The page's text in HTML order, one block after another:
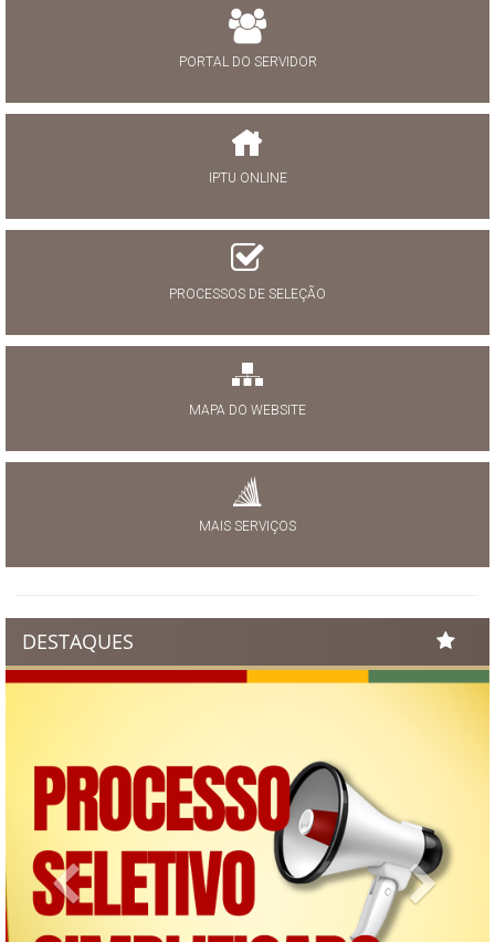
PORTAL DO SERVIDOR
IPTU ONLINE
PROCESSOS DE SELEÇÃO
MAPA DO WEBSITE
MAIS SERVIÇOS
DESTAQUES
Previous Next